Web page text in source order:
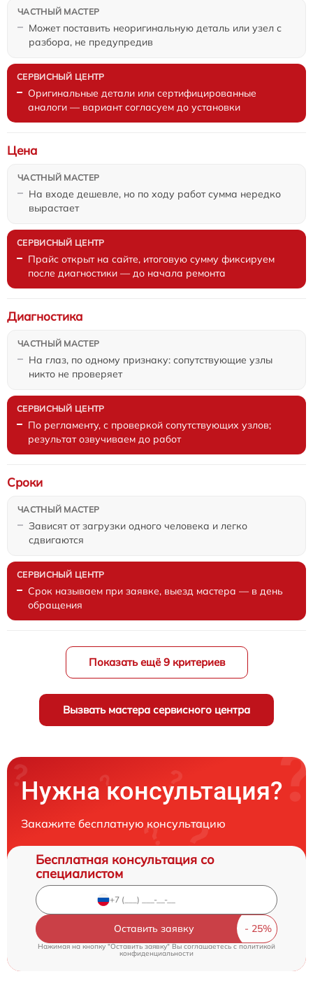
Может поставить неоригинальную деталь или узел с
разбора, не предупредив
Оригинальные детали или сертифицированные
аналоги — вариант согласуем до установки
На входе дешевле, но по ходу работ сумма нередко
вырастает
Цена
Прайс открыт на сайте, итоговую сумму фиксируем
после диагностики — до начала ремонта
На глаз, по одному признаку: сопутствующие узлы
никто не проверяет
Диагностика
По регламенту, с проверкой сопутствующих узлов;
результат озвучиваем до работ
Зависят от загрузки одного человека и легко
сдвигаются
Сроки
Срок называем при заявке, выезд мастера — в день
обращения
Показать ещё 9 критериев
Вызвать мастера сервисного центра
Нужна консультация?
Закажите бесплатную консультацию
Бесплатная консультация со
специалистом
Оставить заявку
Нажимая на кнопку "Оставить заявку" Вы соглашаетесь cполитикой
конфиденциальности